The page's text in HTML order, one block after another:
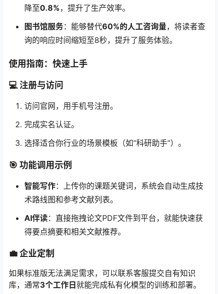
降至0.8%，提升了生产效率。
图书馆服务：能够替代60%的人工咨询量，将读者查
询的响应时间缩短至8秒，提升了服务体验。
使用指南：快速上手
💻注册与访问
访问官网，用手机号注册。
完成实名认证。
选择适合你行业的场景模板（如“科研助手”）。
🎯 功能调用示例
智能写作：上传你的课题关键词，系统会自动生成技
术路线图和参考文献列表。
AI伴读：直接拖拽论文PDF文件到平台，就能快速获
得要点摘要和相关文献推荐。
💼企业定制
如果标准版无法满足需求，可以联系客服提交自有知识
库，通常3个工作日就能完成私有化模型的训练和部署。